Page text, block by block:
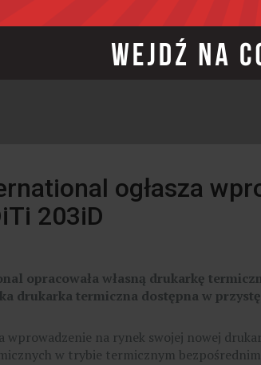
ogłasza
203iD
opracowała własną drukarkę
drukarka termiczna dostępna w
wprowadzenie na rynek swojej nowej
w trybie termicznym